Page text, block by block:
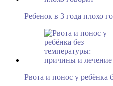
Ребенок в 3 года плохо
Рвота и понос у ребёнка